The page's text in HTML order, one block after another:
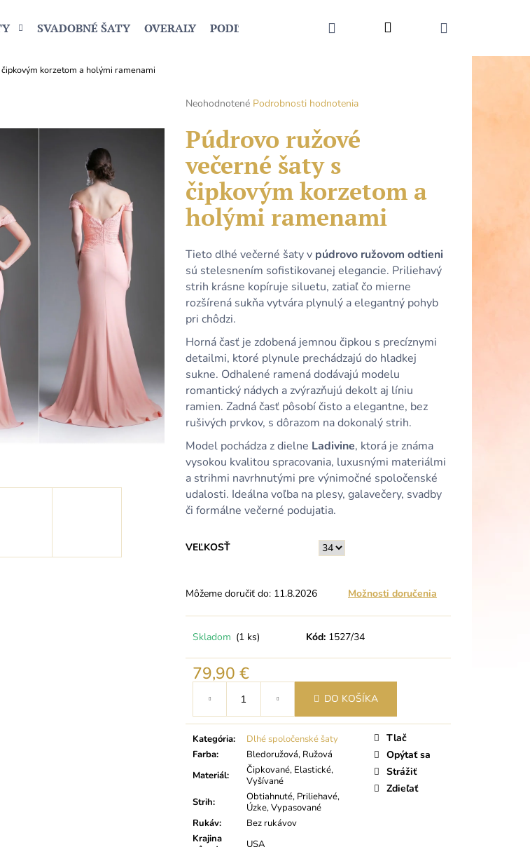
SVADOBNÉ ŠATY OVERALY PODĽA UDALOSTI MÓDNE DOPLNKY
HĽADAŤPrihlásenie
korzetom a holými ramenami
Priemerné
produktu
je
z
5
hviezdičiek.
Neohodnotené Podrobnosti hodnotenia
Púdrovo ružové
večerné šaty s
čipkovým korzetom a
holými ramenami
Tieto dlhé večerné šaty v púdrovo ružovom odtieni
sú stelesnením sofistikovanej elegancie. Priliehavý
strih krásne kopíruje siluetu, zatiaľ čo mierne
rozšírená sukňa vytvára plynulý a elegantný pohyb
pri chôdzi.
Horná časť je zdobená jemnou čipkou s precíznymi
detailmi, ktoré plynule prechádzajú do hladkej
sukne. Odhalené ramená dodávajú modelu
romantický nádych a zvýrazňujú dekolt aj líniu
ramien. Zadná časť pôsobí čisto a elegantne, bez
rušivých prvkov, s dôrazom na dokonalý strih.
Model pochádza z dielne Ladivine, ktorá je známa
vysokou kvalitou spracovania, luxusnými materiálmi
a strihmi navrhnutými pre výnimočné spoločenské
udalosti. Ideálna voľba na plesy, galavečery, svadby
či formálne večerné podujatia.
VEĽKOSŤ
Môžeme doručiť do: 11.8.2026 Možnosti doručenia
Skladom (1 ks) Kód: 1527/34
79,90 €
cena:
DO KOŠÍKA
Kategória:
Dlhé spoločenské šaty
Farba:
Bledoružová, Ružová
Materiál:
Čipkované, Elastické,
Vyšívané
Strih:
Obtiahnuté, Priliehavé,
Úzke, Vypasované
Rukáv:
Bez rukávov
Krajina
USA
Tlač
Opýtať sa
Strážiť
Zdieľať
nájsť?
HĽADAŤ
Nasledujúce
VOLÁNOVÉ
VÝSTRIHOM
KRÁTKE SVETLOMODRÉ VOLÁNOVÉ
ŠATY S DRAPOVANÝM VÝSTRIHOM
39,90 €